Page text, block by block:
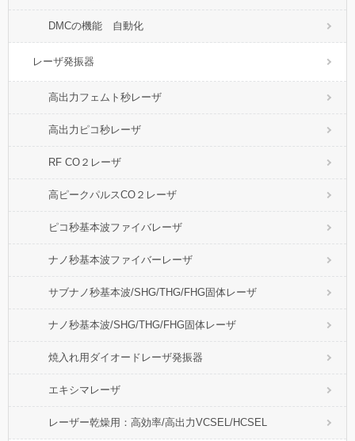
DMCの機能 自動化
レーザ発振器
高出力フェムト秒レーザ
高出力ピコ秒レーザ
RF CO２レーザ
高ピークパルスCO２レーザ
ピコ秒基本波ファイバレーザ
ナノ秒基本波ファイバーレーザ
サブナノ秒基本波/SHG/THG/FHG固体レーザ
ナノ秒基本波/SHG/THG/FHG固体レーザ
焼入れ用ダイオードレーザ発振器
エキシマレーザ
レーザー乾燥用：高効率/高出力VCSEL/HCSEL